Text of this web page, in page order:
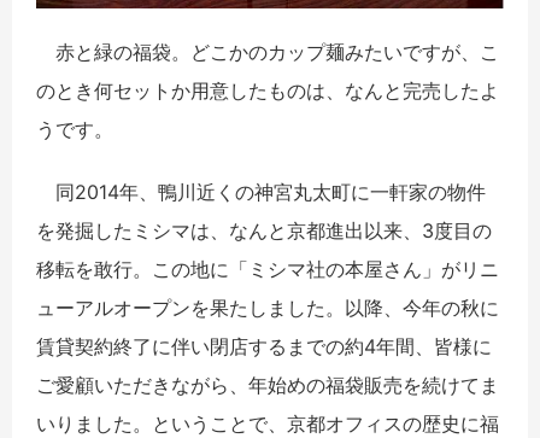
赤と緑の福袋。どこかのカップ麺みたいですが、こ
のとき何セットか用意したものは、なんと完売したよ
うです。
同2014年、鴨川近くの神宮丸太町に一軒家の物件
を発掘したミシマは、なんと京都進出以来、3度目の
移転を敢行。この地に「ミシマ社の本屋さん」がリニ
ューアルオープンを果たしました。以降、今年の秋に
賃貸契約終了に伴い閉店するまでの約4年間、皆様に
ご愛顧いただきながら、年始めの福袋販売を続けてま
いりました。ということで、京都オフィスの歴史に福